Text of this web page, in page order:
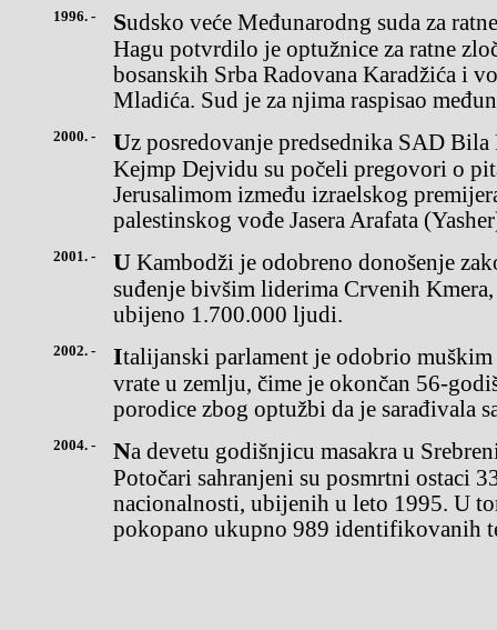
1996. - Sudsko veće Međunarodng suda za ratne zločine u bivšoj SFRJ u
Hagu potvrdilo je optužnice za ratne
bosanskih Srba Radovana Karadžića i
Mladića. Sud je za njima raspisao
2000. - Uz posredovanje predsednika SAD Bila Klintona (Bill Clinton), u
Kejmp Dejvidu su počeli pregovori o
Jerusalimom između izraelskog
palestinskog vođe Jasera Arafata
2001. - U Kambodži je odobreno donošenje zakona koji bi omogućio
suđenje bivšim liderima Crvenih
ubijeno 1.700.000 ljudi.
2002. - Italijanski parlament je odobrio muškim naslednicima krune da se
vrate u zemlju, čime je okončan 56-
porodice zbog optužbi da je sarađivala
2004. - Na devetu godišnjicu masakra u Srebrenici, u Memorijalnom centru
Potočari sahranjeni su posmrtni ostaci
nacionalnosti, ubijenih u leto 1995. U
pokopano ukupno 989 identifikovanih